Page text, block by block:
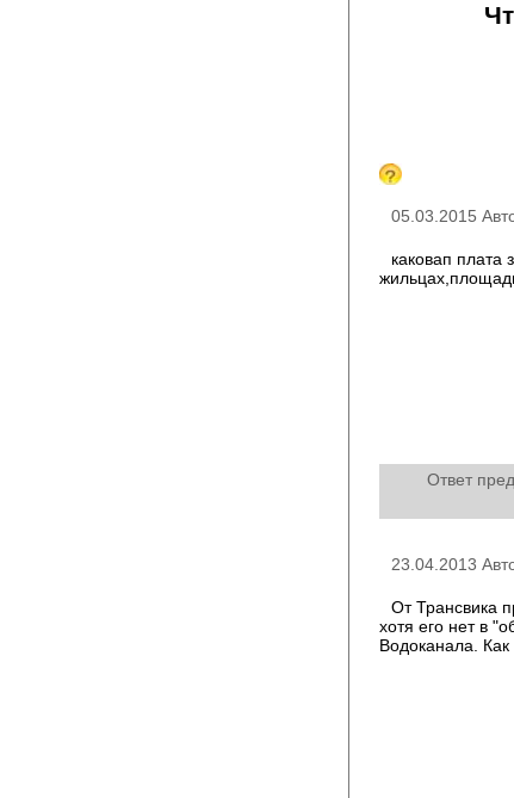
05.03.2015
каковап плата
Ответ
23.04.2013
От Трансвика
хотя его нет в
Водоканала. Как